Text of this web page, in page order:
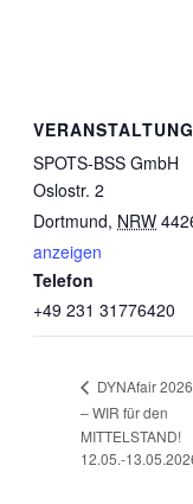
SPOTS-BSS GmbH
Oslostr. 2
Dortmund, NRW
anzeigen
Telefon
+49 231 31776420
DYNAfair 2026
– WIR für den
MITTELSTAND!
12.05.-